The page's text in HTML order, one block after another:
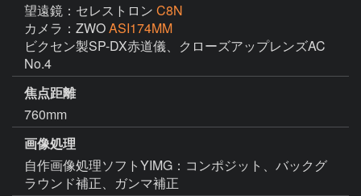
望遠鏡：セレストロン C8N
カメラ：ZWOASI174MM
ビクセン製SP-DX赤道儀、クローズアップレンズAC
No.4
焦点距離
760mm
画像処理
自作画像処理ソフトYIMG：コンポジット、バックグ
ラウンド補正、ガンマ補正